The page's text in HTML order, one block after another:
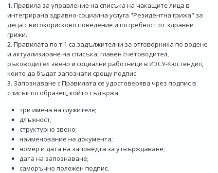
1. Правила за управление на списъка на чакащите лица в
интегрирана здравно-социална услуга "Резидентна грижа" за
деца с високорисково поведение и потребност от здравни
грижи.
2. Правилата по т.1 са задължителни за отговорника по водене
и актуализиране на списъка, главен счетоводител,
ръководител звено и социални работници в ИЗСУ-Кюстендил,
които да бъдат запознати срещу подпис.
3. Запознаване с Правилата се удостоверява чрез подпис в
списък по образец, който съдържа:
три имена на служителя;
длъжност;
структурно звено;
наименование на документа;
номер и дата на заповедта за утвърждаване;
дата на запознаване;
саморъчно положен подпис.